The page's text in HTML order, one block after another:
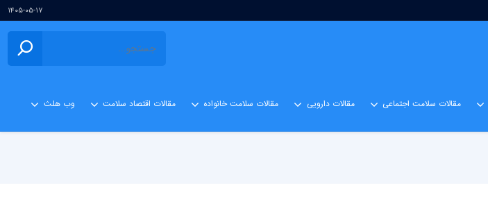
۱۴۰۵-۰۵-۱۷
مقالات سلامت اجتماعی مقالات دارویی مقالات سلامت خانواده مقالات اقتصاد سلامت وب هلث